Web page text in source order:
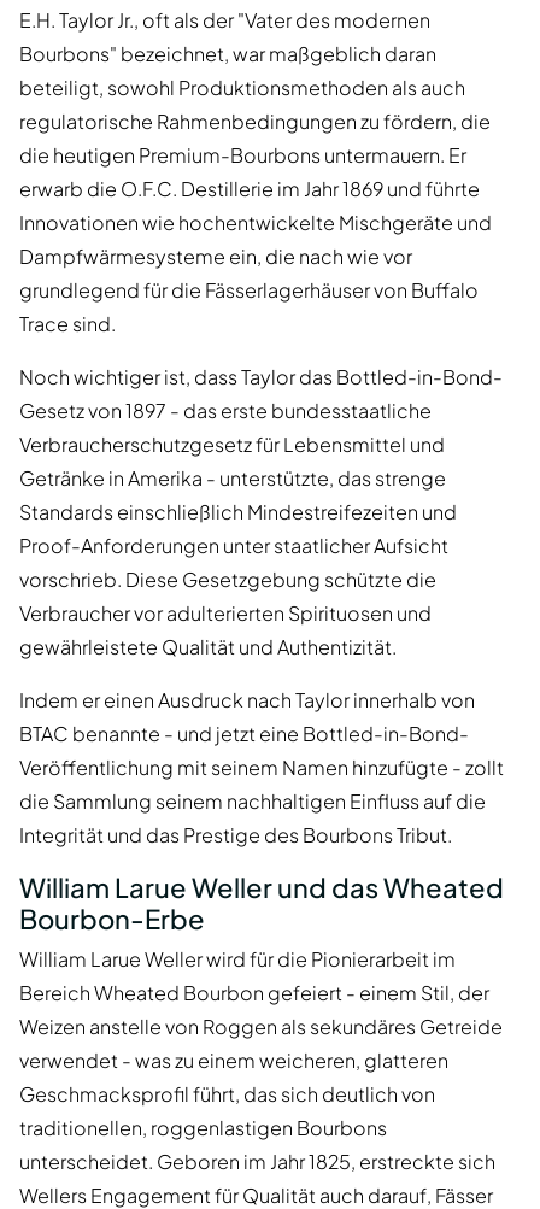
E.H. Taylor Jr., oft als der "Vater des modernen
Bourbons" bezeichnet, war maßgeblich daran
beteiligt, sowohl Produktionsmethoden als auch
regulatorische Rahmenbedingungen zu fördern, die
die heutigen Premium-Bourbons untermauern. Er
erwarb die O.F.C. Destillerie im Jahr 1869 und führte
Innovationen wie hochentwickelte Mischgeräte und
Dampfwärmesysteme ein, die nach wie vor
grundlegend für die Fässerlagerhäuser von Buffalo
Trace sind.
Noch wichtiger ist, dass Taylor das Bottled-in-Bond-
Gesetz von 1897 - das erste bundesstaatliche
Verbraucherschutzgesetz für Lebensmittel und
Getränke in Amerika - unterstützte, das strenge
Standards einschließlich Mindestreifezeiten und
Proof-Anforderungen unter staatlicher Aufsicht
vorschrieb. Diese Gesetzgebung schützte die
Verbraucher vor adulterierten Spirituosen und
gewährleistete Qualität und Authentizität.
Indem er einen Ausdruck nach Taylor innerhalb von
BTAC benannte - und jetzt eine Bottled-in-Bond-
Veröffentlichung mit seinem Namen hinzufügte - zollt
die Sammlung seinem nachhaltigen Einfluss auf die
Integrität und das Prestige des Bourbons Tribut.
William Larue Weller und das Wheated
Bourbon-Erbe
William Larue Weller wird für die Pionierarbeit im
Bereich Wheated Bourbon gefeiert - einem Stil, der
Weizen anstelle von Roggen als sekundäres Getreide
verwendet - was zu einem weicheren, glatteren
Geschmacksprofil führt, das sich deutlich von
traditionellen, roggenlastigen Bourbons
unterscheidet. Geboren im Jahr 1825, erstreckte sich
Wellers Engagement für Qualität auch darauf, Fässer